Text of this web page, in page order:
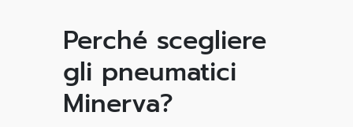
Perché scegliere
gli pneumatici
Minerva?